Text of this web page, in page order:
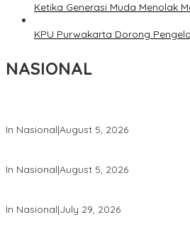
Ketika Generasi Muda Menolak
KPU Purwakarta Dorong
NASIONAL
In Nasional|August 5, 2026
In Nasional|August 5, 2026
In Nasional|July 29, 2026